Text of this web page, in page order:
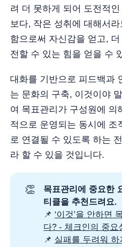
려 더 못하게 되어 도전적
보다, 작은 성취에 대해서
함으로써 자신감을 얻고,
전할 수 있는 힘을 얻을 수
대화를 기반으로 피드백과
는 문화의 구축, 이것이야
여 목표관리가 구성원에 의
적으로 운영되는 동시에 조
로 연결될 수 있도록 하는
라 할 수 있을 것입니다.
👏
목표관리에 중요한
티클을 추천드려요.
📌 ‘이것’을 안하면
다? - 체크인의 중요
📌 실패를 두려워